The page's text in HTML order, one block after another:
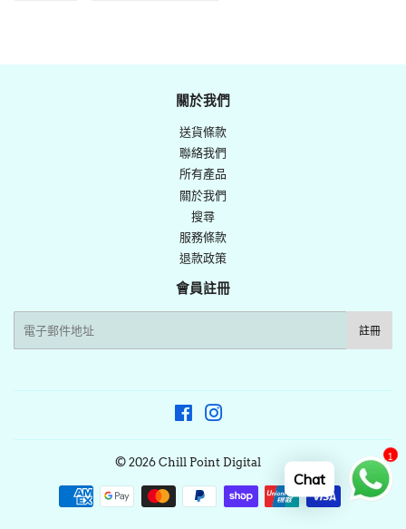
Facebook
發
佈
推
文
關於我們
送貨條款
聯絡我們
所有產品
關於我們
搜尋
服務條款
退款政策
會員註冊
電
註冊
Facebook
© 2026 Chill Point Digital
付
Chat
1